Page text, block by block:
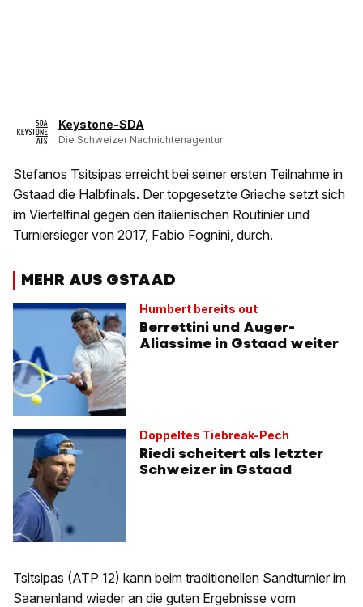
Keystone-SDA
Die Schweizer Nachrichtenagentur
Stefanos Tsitsipas erreicht bei seiner ersten Teilnahme in
Gstaad die Halbfinals. Der topgesetzte Grieche setzt sich
im Viertelfinal gegen den italienischen Routinier und
Turniersieger von 2017, Fabio Fognini, durch.
MEHR AUS GSTAAD
Humbert bereits out
Berrettini und Auger-
Aliassime in Gstaad weiter
Doppeltes Tiebreak-Pech
Riedi scheitert als letzter
Schweizer in Gstaad
Tsitsipas (ATP 12) kann beim traditionellen Sandturnier im
Saanenland wieder an die guten Ergebnisse vom